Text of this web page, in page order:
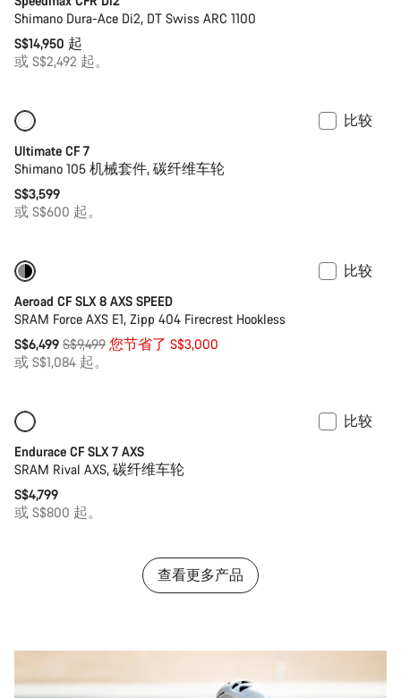
Shimano Dura-Ace Di2, DT Swiss ARC 1100
S$14,950 起
或 S$2,492 起。
比较
Ultimate CF 7
Shimano 105 机械套件, 碳纤维车轮
S$3,599
或 S$600 起。
比较
Aeroad CF SLX 8 AXS SPEED
SRAM Force AXS E1, Zipp 404 Firecrest Hookless
S$6,499 原
价
S$9,499 您节省了 S$3,000
或 S$1,084 起。
比较
Endurace CF SLX 7 AXS
SRAM Rival AXS, 碳纤维车轮
S$4,799
或 S$800 起。
查看更多产品